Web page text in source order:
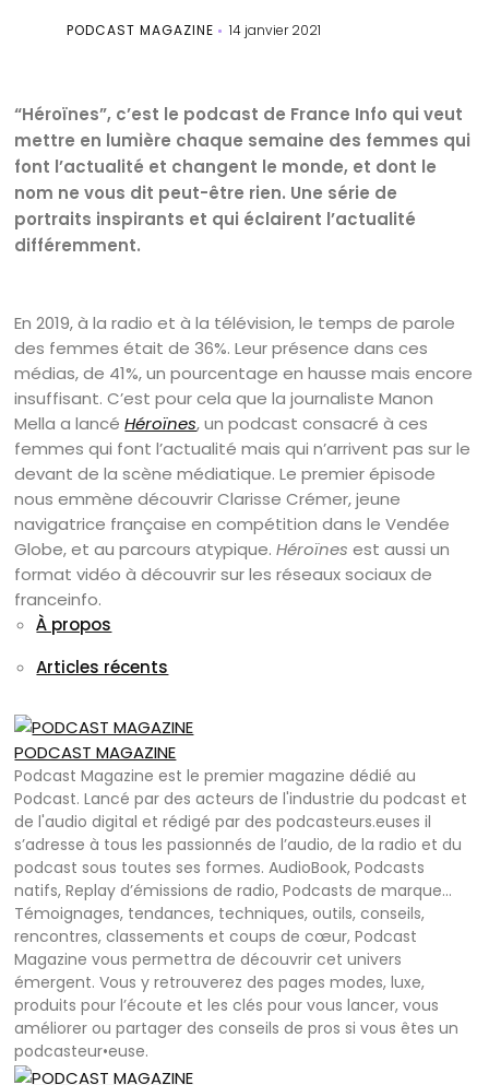
PODCAST MAGAZINE 14 janvier 2021
“Héroïnes”, c’est le podcast de France Info qui veut
mettre en lumière chaque semaine des femmes qui
font l’actualité et changent le monde, et dont le
nom ne vous dit peut-être rien. Une série de
portraits inspirants et qui éclairent l’actualité
différemment.
En 2019, à la radio et à la télévision, le temps de parole
des femmes était de 36%. Leur présence dans ces
médias, de 41%, un pourcentage en hausse mais encore
insuffisant. C’est pour cela que la journaliste Manon
Mella a lancéHéroïnes, un podcast consacré à ces
femmes qui font l’actualité mais qui n’arrivent pas sur le
devant de la scène médiatique. Le premier épisode
nous emmène découvrir Clarisse Crémer, jeune
navigatrice française en compétition dans le Vendée
Globe, et au parcours atypique.Héroïnes est aussi un
format vidéo à découvrir sur les réseaux sociaux de
franceinfo.
À propos
Articles récents
PODCAST MAGAZINE
Podcast Magazine est le premier magazine dédié au
Podcast. Lancé par des acteurs de l'industrie du podcast et
de l'audio digital et rédigé par des podcasteurs.euses il
s’adresse à tous les passionnés de l’audio, de la radio et du
podcast sous toutes ses formes. AudioBook, Podcasts
natifs, Replay d’émissions de radio, Podcasts de marque…
Témoignages, tendances, techniques, outils, conseils,
rencontres, classements et coups de cœur, Podcast
Magazine vous permettra de découvrir cet univers
émergent. Vous y retrouverez des pages modes, luxe,
produits pour l’écoute et les clés pour vous lancer, vous
améliorer ou partager des conseils de pros si vous êtes un
podcasteur•euse.